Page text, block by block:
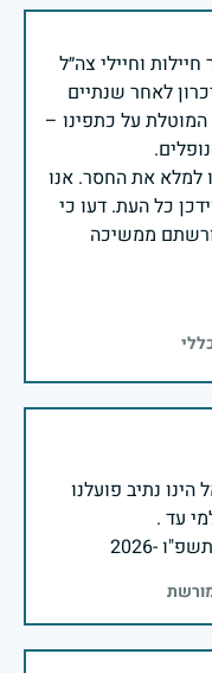
וחיילי צה״ל
לאחר שנתיים
על כתפינו –
למלא את החסר. אנו
כל העת. דעו כי
ממשיכה
נתיב פועלנו
-2026